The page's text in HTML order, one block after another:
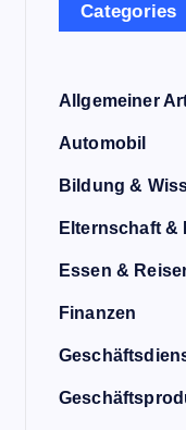
Categories
Allgemeiner
Automobil
Bildung &
Elternschaft &
Essen &
Finanzen